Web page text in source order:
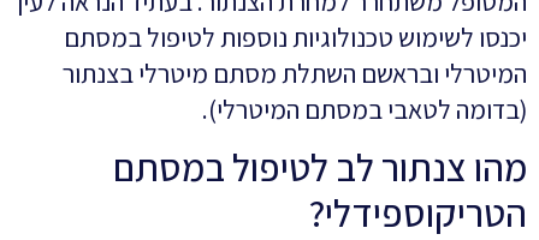
יכנסו לשימוש טכנולוגיות נוספות לטיפול במסתם
המיטרלי ובראשם השתלת מסתם מיטרלי בצנתור
(בדומה לטאבי במסתם המיטרלי).
מהו צנתור לב לטיפול במסתם
הטריקוספידלי?